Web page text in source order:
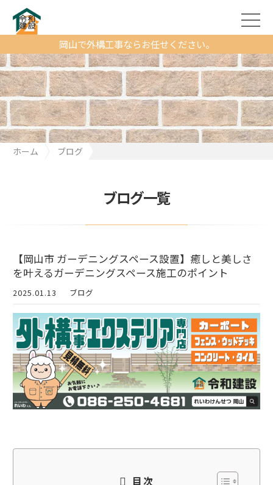
岡山で外構工事ならお任せください。
ホーム
ブログ
ブログ一覧
【岡山市 ガーデニングスペース設置】癒しと美しさ
を叶えるガーデニングスペース施工のポイント
2025.01.13 ブログ
目次